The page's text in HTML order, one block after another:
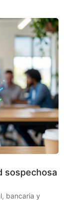
sospechosa
bancaria y